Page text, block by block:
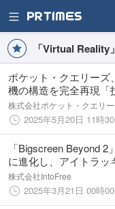
「Virtual
ポケット・クエリーズ
機の構造を完全再現「
ション」を開発
株式会社ポケット・クエリ
2025年5月20日 11時
「Bigscreen Beyond
に進化し、アイトラッ
株式会社IntoFree
2025年3月21日 00時